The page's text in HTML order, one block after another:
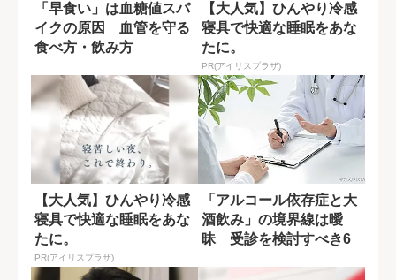
「早食い」は血糖値スパ
イクの原因 血管を守る
食べ方・飲み方
【大人気】ひんやり冷感
寝具で快適な睡眠をあな
たに。
PR(アイリスプラザ)
【大人気】ひんやり冷感
寝具で快適な睡眠をあな
たに。
PR(アイリスプラザ)
「アルコール依存症と大
酒飲み」の境界線は曖
昧 受診を検討すべき6